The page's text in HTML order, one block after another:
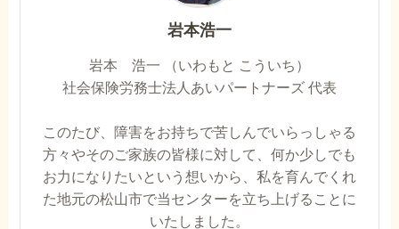
岩本浩一
岩本 浩一 （いわもと こういち）
社会保険労務士法人あいパートナーズ 代表
このたび、障害をお持ちで苦しんでいらっしゃる
方々やそのご家族の皆様に対して、何か少しでも
お力になりたいという想いから、私を育んでくれ
た地元の松山市で当センターを立ち上げることに
いたしました。